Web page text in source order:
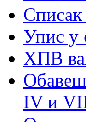
Списак
Упис у
ХПВ
IV и